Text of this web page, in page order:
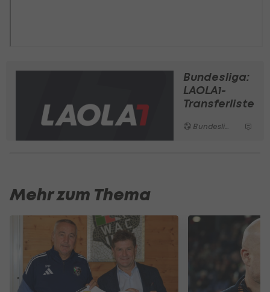
Bundesliga:
LAOLA1-
Transferliste
Bundesliga
Mehr zum Thema